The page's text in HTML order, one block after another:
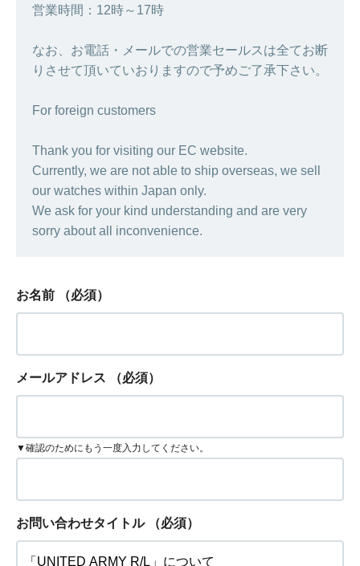
営業時間：12時～17時
なお、お電話・メールでの営業セールスは全てお断
りさせて頂いていおりますので予めご了承下さい。
For foreign customers
Thank you for visiting our EC website.
Currently, we are not able to ship overseas, we sell
our watches within Japan only.
We ask for your kind understanding and are very
sorry about all inconvenience.
お名前 （必須）
メールアドレス （必須）
▼確認のためにもう一度入力してください。
お問い合わせタイトル （必須）